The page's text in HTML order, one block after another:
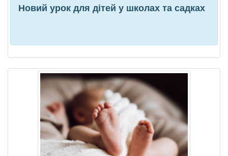
Новий урок для дітей у школах та садках